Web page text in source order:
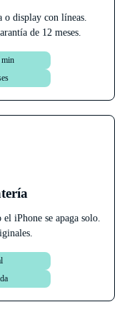
display con líneas.
de 12 meses.
min
iPhone se apaga solo.